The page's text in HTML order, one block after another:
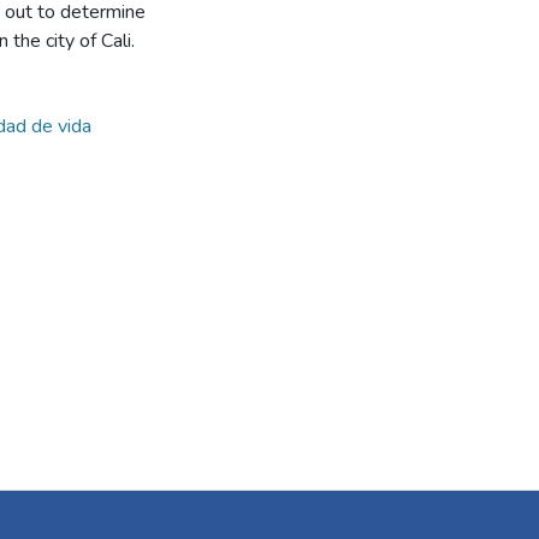
to determine
the city of Cali.
de vida